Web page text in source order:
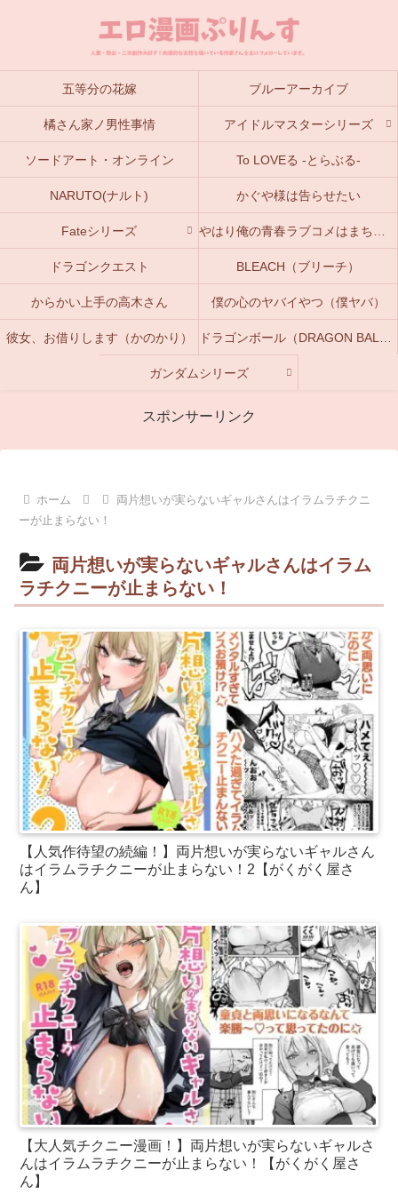
五等分の花嫁 ブルーアーカイブ
橘さん家ノ男性事情 アイドルマスターシリーズ
ソードアート・オンライン To LOVEる -とらぶる-
NARUTO(ナルト) かぐや様は告らせたい
Fateシリーズ
ドラゴンクエスト BLEACH（ブリーチ）
からかい上手の高木さん 僕の心のヤバイやつ（僕ヤバ）
彼女、お借りします（かのかり）
ガンダムシリーズ
スポンサーリンク
ホーム
両片想いが実らないギャルさんはイラムラチクニ
ーが止まらない！
両片想いが実らないギャルさんはイラム
ラチクニーが止まらない！
【人気作待望の続編！】両片想いが実らないギャルさん
はイラムラチクニーが止まらない！2【がくがく屋さ
ん】
【大人気チクニー漫画！】両片想いが実らないギャルさ
んはイラムラチクニーが止まらない！【がくがく屋さ
ん】